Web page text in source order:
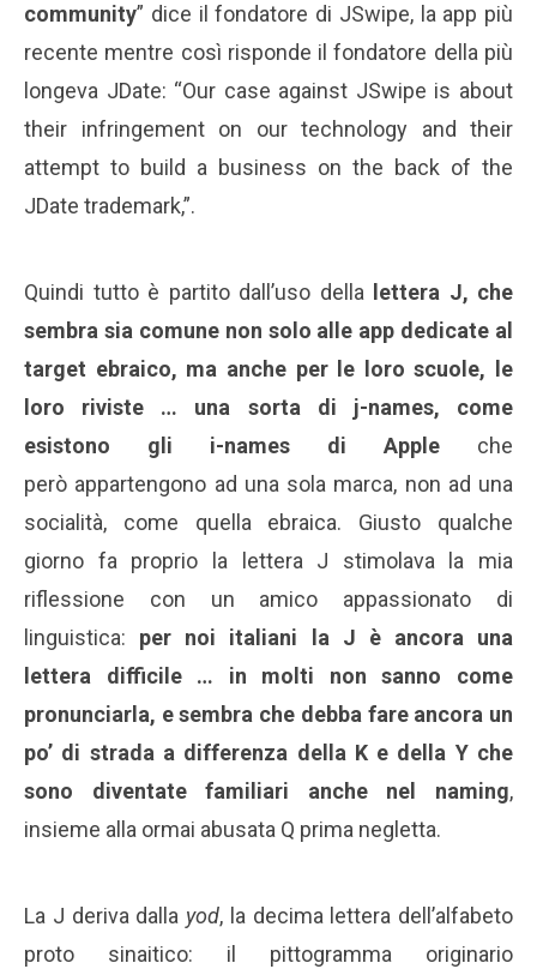
community” dice il fondatore di JSwipe, la app più
recente mentre così risponde il fondatore della più
longeva JDate: “Our case against JSwipe is about
their infringement on our technology and their
attempt to build a business on the back of the
JDate trademark,”.
Quindi tutto è partito dall’uso della
lettera J, che
sembra sia comune non solo alle app dedicate al
target ebraico, ma anche per le loro scuole, le
loro riviste … una sorta di j-names, come
esistono gli i-names di Apple che
però appartengono ad una sola marca, non ad una
socialità, come quella ebraica. Giusto qualche
giorno fa proprio la lettera J stimolava la mia
riflessione con un amico appassionato di
linguistica: per noi italiani la J è ancora una
lettera difficile … in molti non sanno come
pronunciarla, e sembra che debba fare ancora un
po’ di strada a differenza della K e della Y che
sono diventate familiari anche nel naming,
insieme alla ormai abusata Q prima negletta.
La J deriva dalla yod, la decima lettera dell’alfabeto
proto sinaitico: il pittogramma originario